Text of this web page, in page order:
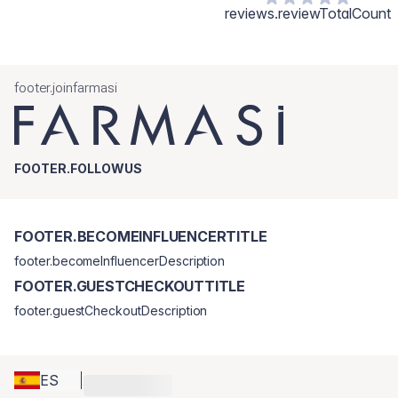
reviews.reviewTotalCount
footer.joinfarmasi
FOOTER.FOLLOWUS
ES
FOOTER.BECOMEINFLUENCERTITLE
footer.becomeInfluencerDescription
FOOTER.GUESTCHECKOUTTITLE
footer.guestCheckoutDescription